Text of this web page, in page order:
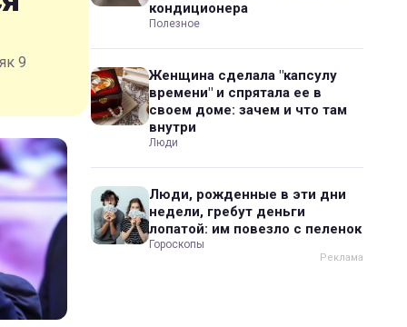
9
кондиционера
Полезное
Женщина сделала "капсулу
времени" и спрятала ее в
своем доме: зачем и что там
внутри
Люди
Люди, рожденные в эти дни
недели, гребут деньги
лопатой: им повезло с пеленок
Гороскопы